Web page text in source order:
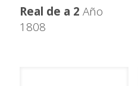
Real de a 2 Año
1808